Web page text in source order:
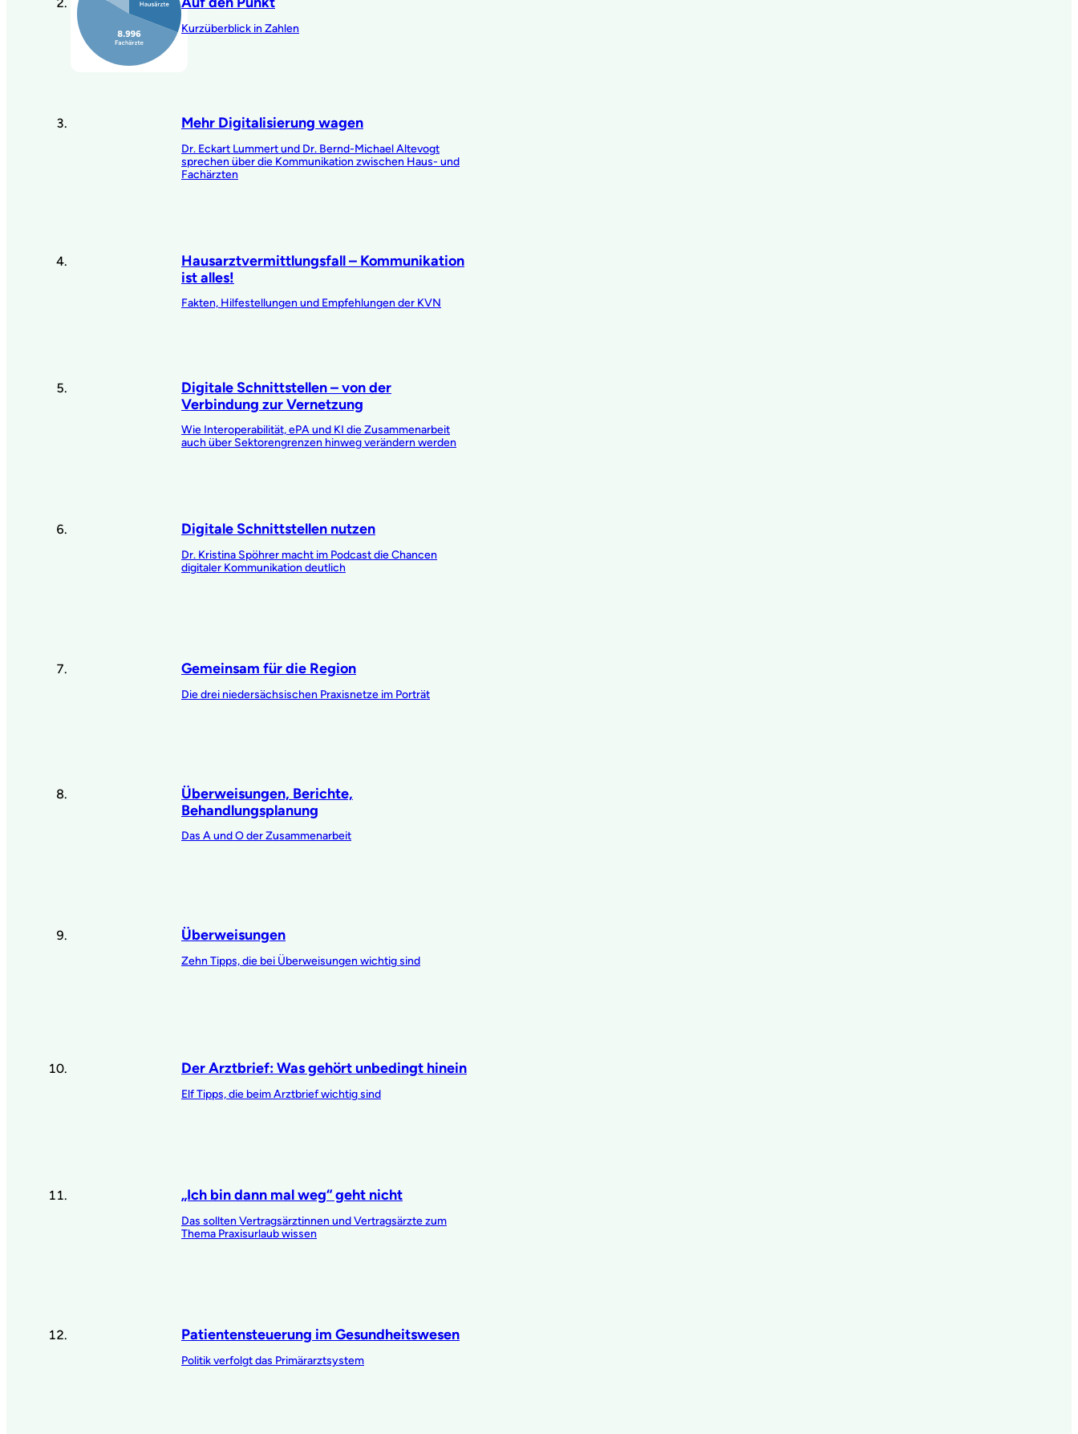
Kurzüberblick in Zahlen
Mehr Digitalisierung wagen
Dr. Eckart Lummert und Dr. Bernd-Michael Altevogt
sprechen über die Kommunikation zwischen Haus- und
Fachärzten
Hausarztvermittlungsfall – Kommunikation
ist alles!
Fakten, Hilfestellungen und Empfehlungen der KVN
Digitale Schnittstellen – von der
Verbindung zur Vernetzung
Wie Interoperabilität, ePA und KI die Zusammenarbeit
auch über Sektorengrenzen hinweg verändern werden
Digitale Schnittstellen nutzen
Dr. Kristina Spöhrer macht im Podcast die Chancen
digitaler Kommunikation deutlich
Gemeinsam für die Region
Die drei niedersächsischen Praxisnetze im Porträt
Überweisungen, Berichte,
Behandlungsplanung
Das A und O der Zusammenarbeit
Überweisungen
Zehn Tipps, die bei Überweisungen wichtig sind
Der Arztbrief: Was gehört unbedingt hinein
Elf Tipps, die beim Arztbrief wichtig sind
„Ich bin dann mal weg“ geht nicht
Das sollten Vertragsärztinnen und Vertragsärzte zum
Thema Praxisurlaub wissen
Patientensteuerung im Gesundheitswesen
Politik verfolgt das Primärarztsystem